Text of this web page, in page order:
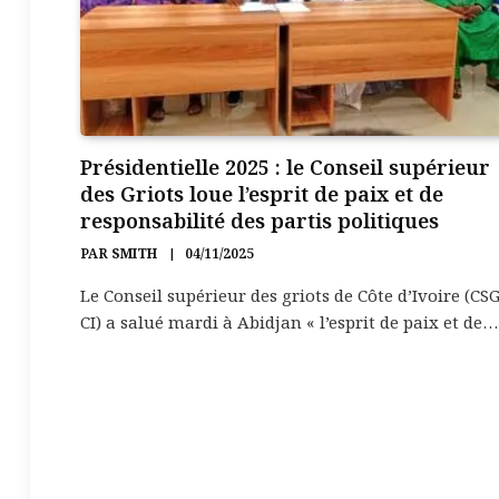
Présidentielle 2025 : le Conseil supérieur
des Griots loue l’esprit de paix et de
responsabilité des partis politiques
PAR SMITH 04/11/2025
Le Conseil supérieur des griots de Côte d’Ivoire
CI) a salué mardi à Abidjan « l’esprit de paix et de…